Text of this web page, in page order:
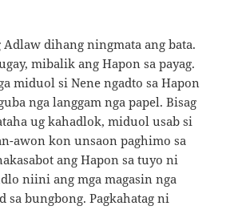
dihang ningmata ang bata.
mibalik ang Hapon sa payag.
miduol si Nene ngadto sa Hapon
nga langgam nga papel. Bisag
ug kahadlok, miduol usab si
awon kon unsaon paghimo sa
ang Hapon sa tuyo ni
niini ang mga magasin nga
sa bungbong. Pagkahatag ni